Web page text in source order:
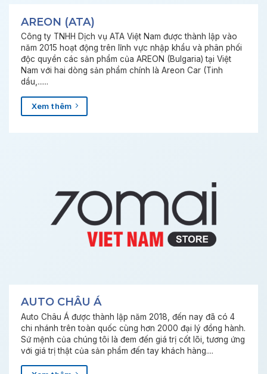
AREON (ATA)
Công ty TNHH Dịch vụ ATA Việt Nam được thành lập vào
năm 2015 hoạt động trên lĩnh vực nhập khẩu và phân phối
độc quyền các sản phẩm của AREON (Bulgaria) tại Việt
Nam với hai dòng sản phẩm chính là Areon Car (Tinh
dầu,......
Xem thêm
AUTO CHÂU Á
Auto Châu Á được thành lập năm 2018, đến nay đã có 4
chi nhánh trên toàn quốc cùng hơn 2000 đại lý đồng hành.
Sứ mệnh của chúng tôi là đem đến giá trị cốt lõi, tương ứng
với giá trị thật của sản phẩm đến tay khách hàng....